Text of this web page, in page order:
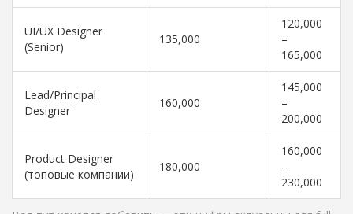
UI/UX Designer
(Senior)
135,000
120,000
–
165,000
Lead/Principal
Designer
160,000
145,000
–
200,000
Product Designer
(топовые компании)
180,000
160,000
–
230,000